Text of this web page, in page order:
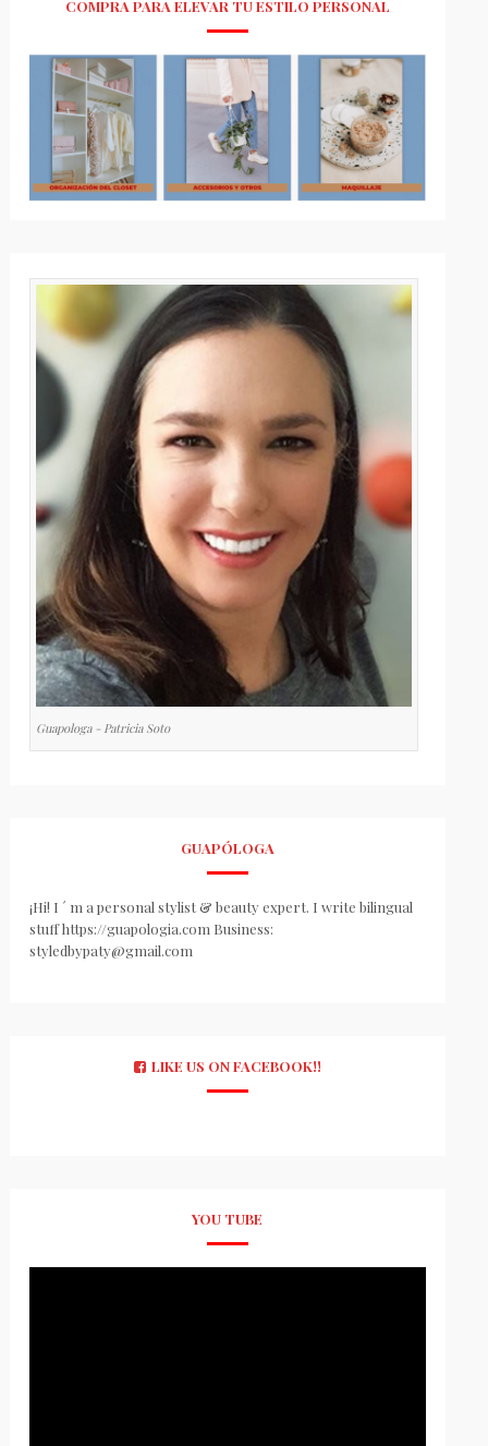
COMPRA PARA ELEVAR TU ESTILO PERSONAL
Guapologa - Patricia Soto
GUAPÓLOGA
¡Hi! I ´ m a personal stylist & beauty expert. I write bilingual
stuff https://guapologia.com Business:
styledbypaty@gmail.com
LIKE US ON FACEBOOK!!
YOU TUBE